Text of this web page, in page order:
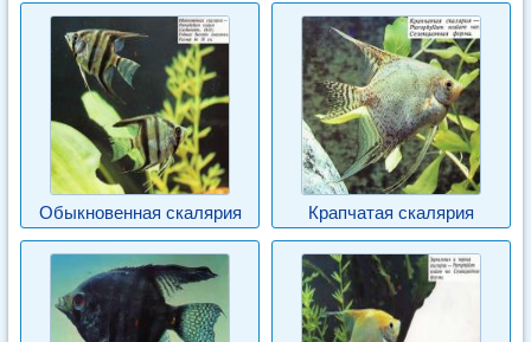
Обыкновенная скалярия Крапчатая скалярия